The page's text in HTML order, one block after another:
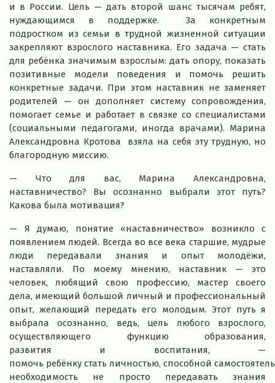
и в России. Цель — дать второй шанс тысячам ребят,
нуждающимся в поддержке. За конкретным
подростком из семьи в трудной жизненной ситуации
закрепляют взрослого наставника. Его задача — стать
для ребёнка значимым взрослым: дать опору, показать
позитивные модели поведения и помочь решить
конкретные задачи. При этом наставник не заменяет
родителей — он дополняет систему сопровождения,
помогает семье и работает в связке со специалистами
(социальными педагогами, иногда врачами). Марина
Александровна Кротова взяла на себя эту трудную, но
благородную миссию.
— Что для вас, Марина Александровна,
наставничество? Вы осознанно выбрали этот путь?
Какова была мотивация?
— Я думаю, понятие «наставничество» возникло с
появлением людей. Всегда во все века старшие, мудрые
люди передавали знания и опыт молодёжи,
наставляли. По моему мнению, наставник — это
человек, любящий свою профессию, мастер своего
дела, имеющий большой личный и профессиональный
опыт, желающий передать его молодым. Этот путь я
выбрала осознанно, ведь, цель любого взрослого,
осуществляющего функцию образования,
развития и воспитания, —
помочь ребёнку стать личностью, способной
необходимость не просто передавать знания